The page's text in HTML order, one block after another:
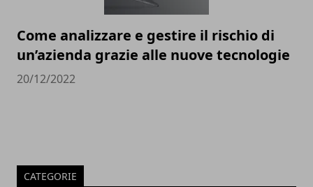
Come analizzare e gestire il rischio di
un’azienda grazie alle nuove tecnologie
20/12/2022
CATEGORIE